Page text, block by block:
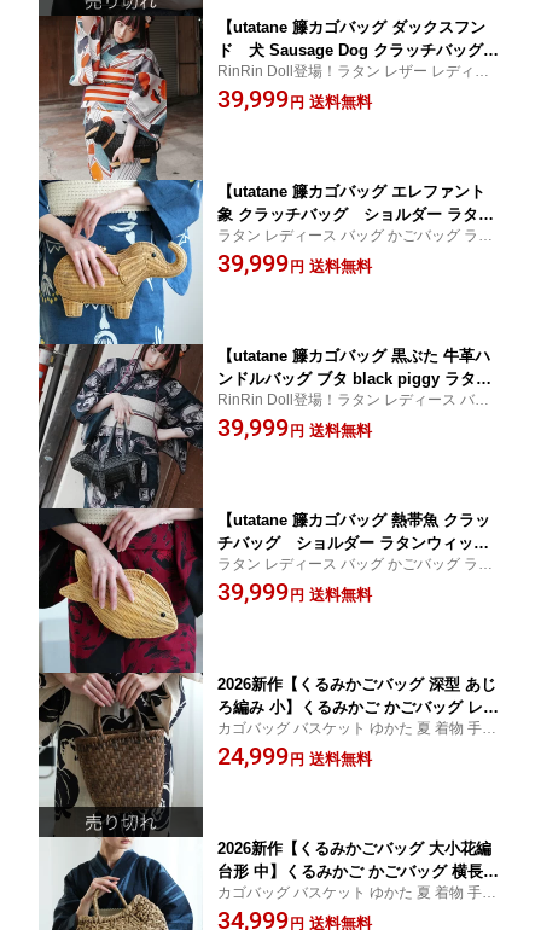
【utatane 籐カゴバッグ ダックスフン
ド 犬 Sausage Dog クラッチバッグ
ショルダー ラタンウィッカー 籐編み】
アニマルモチーフ かごバッグ 籠バッグ
RinRin Doll登場！ラタン レザー レディー
ス バッグ かごバッグ ラタンバッグ 籐製
39,999 円 送料無料
【utatane 籐カゴバッグ エレファント
象 クラッチバッグ ショルダー ラタン
ウィッカー 籐編み 単品】アニマルモチ
ーフ かごバッグ 籠バッグ バスケット
ラタン レディース バッグ かごバッグ ラタ
ンバッグ 籐製
39,999 円 送料無料
【utatane 籐カゴバッグ 黒ぶた 牛革ハ
ンドルバッグ ブタ black piggy ラタン
ウィッカー 籐編み 単品】アニマルモチ
ーフ かごバッグ 籠バッグ バスケット
RinRin Doll登場！ラタン レディース バッ
グ かごバッグ ラタンバッグ 籐製
39,999 円 送料無料
【utatane 籐カゴバッグ 熱帯魚 クラッ
チバッグ ショルダー ラタンウィッカ
ー 籐編み 単品】アニマルモチーフ かご
バッグ 籠バッグ バスケット ハンドメイ
ラタン レディース バッグ かごバッグ ラタ
ンバッグ 籐製
39,999 円 送料無料
2026新作【くるみかごバッグ 深型 あじ
ろ編み 小】くるみかご かごバッグ レデ
ィース 縦長 天然素材 くるみ 籠バッグ
和装バッグ 浴衣バッグ 夏バッグ 手編み
カゴバッグ バスケット ゆかた 夏 着物 手提
げ 和装バッグ 和洋兼用 手作り ハンドメイ
ド 和服にも 洋服にも
24,999 円 送料無料
2026新作【くるみかごバッグ 大小花編
台形 中】くるみかご かごバッグ 横長
レディース 天然素材 くるみ 籠バッグ
和装バッグ 浴衣バッグ 夏バッグ 手編み
カゴバッグ バスケット ゆかた 夏 着物 手提
げ 和装バッグ 和洋兼用 手作り ハンドメイ
34,999 円 送料無料